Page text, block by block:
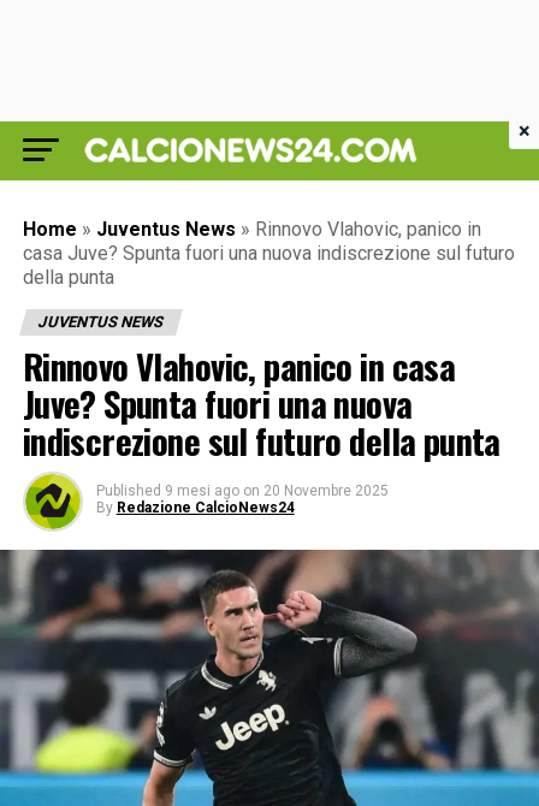
Home » Juventus News » Rinnovo Vlahovic, panico in
casa Juve? Spunta fuori una nuova indiscrezione sul futuro
della punta
JUVENTUS NEWS
Rinnovo Vlahovic, panico in casa
Juve? Spunta fuori una nuova
indiscrezione sul futuro della punta
Published 9 mesi ago on 20 Novembre 2025
By Redazione CalcioNews24
×